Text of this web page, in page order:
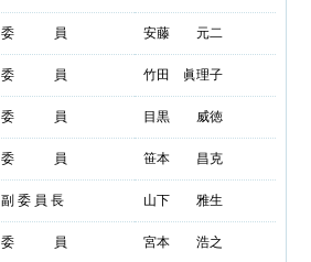
委 員 安藤 元二
委 員 竹田 眞理子
委 員 目黒 威徳
委 員 笹本 昌克
副 委 員 長 山下 雅生
委 員 宮本 浩之